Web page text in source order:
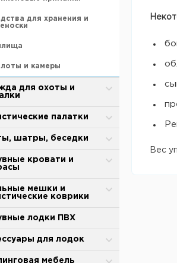
для хранения и
и камеры
для охоты и
одежда
от дождя и ветра
стельки
палатки
для палаток и
шатры, беседки
тенты-шатры
для душа-туалета
палатки
для кухни
кровати и
матрасы
мешки и
коврики
мешки
коврик
туристические
лодки ПВХ
для лодок
и лопастимебель
Вес